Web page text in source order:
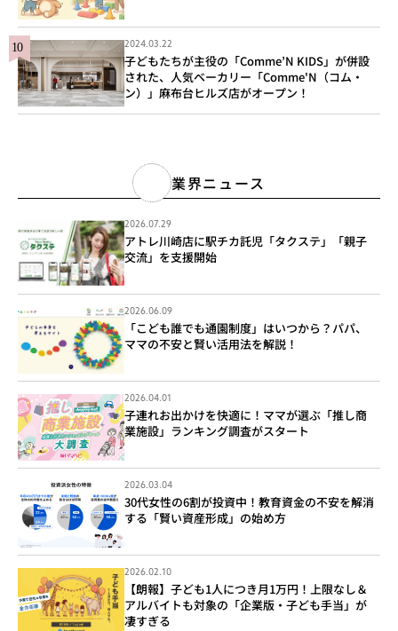
2024.03.22
子どもたちが主役の「Comme’N KIDS」が併設
された、人気ベーカリー「Comme'N（コム・
ン）」麻布台ヒルズ店がオープン！
業界ニュース
2026.07.29
アトレ川崎店に駅チカ託児「タクステ」「親子
交流」を支援開始
2026.06.09
「こども誰でも通園制度」はいつから？パパ、
ママの不安と賢い活用法を解説！
2026.04.01
子連れお出かけを快適に！ママが選ぶ「推し商
業施設」ランキング調査がスタート
2026.03.04
30代女性の6割が投資中！教育資金の不安を解消
する「賢い資産形成」の始め方
2026.02.10
【朗報】子ども1人につき月1万円！上限なし＆
アルバイトも対象の「企業版・子ども手当」が
凄すぎる